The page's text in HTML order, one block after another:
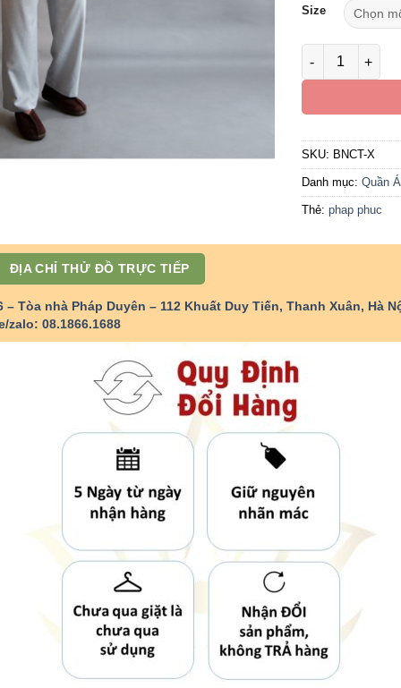
Size
Bộ Cư Sĩ Nam
SKU: BNCT-X
Danh mục: Quần
Thẻ: phap phuc
ĐỊA CHỈ THỬ ĐỒ TRỰC TIẾP
– Tòa nhà Pháp Duyên – 112 Khuất Duy Tiến, Thanh Xuân, Hà
zalo: 08.1866.1688